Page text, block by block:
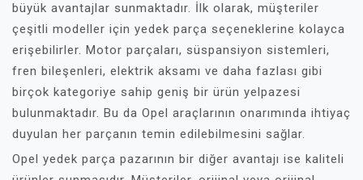
büyük avantajlar sunmaktadır. İlk olarak, müşteriler
çeşitli modeller için yedek parça seçeneklerine kolayca
erişebilirler. Motor parçaları, süspansiyon sistemleri,
fren bileşenleri, elektrik aksamı ve daha fazlası gibi
birçok kategoriye sahip geniş bir ürün yelpazesi
bulunmaktadır. Bu da Opel araçlarının onarımında ihtiyaç
duyulan her parçanın temin edilebilmesini sağlar.
Opel yedek parça pazarının bir diğer avantajı ise kaliteli